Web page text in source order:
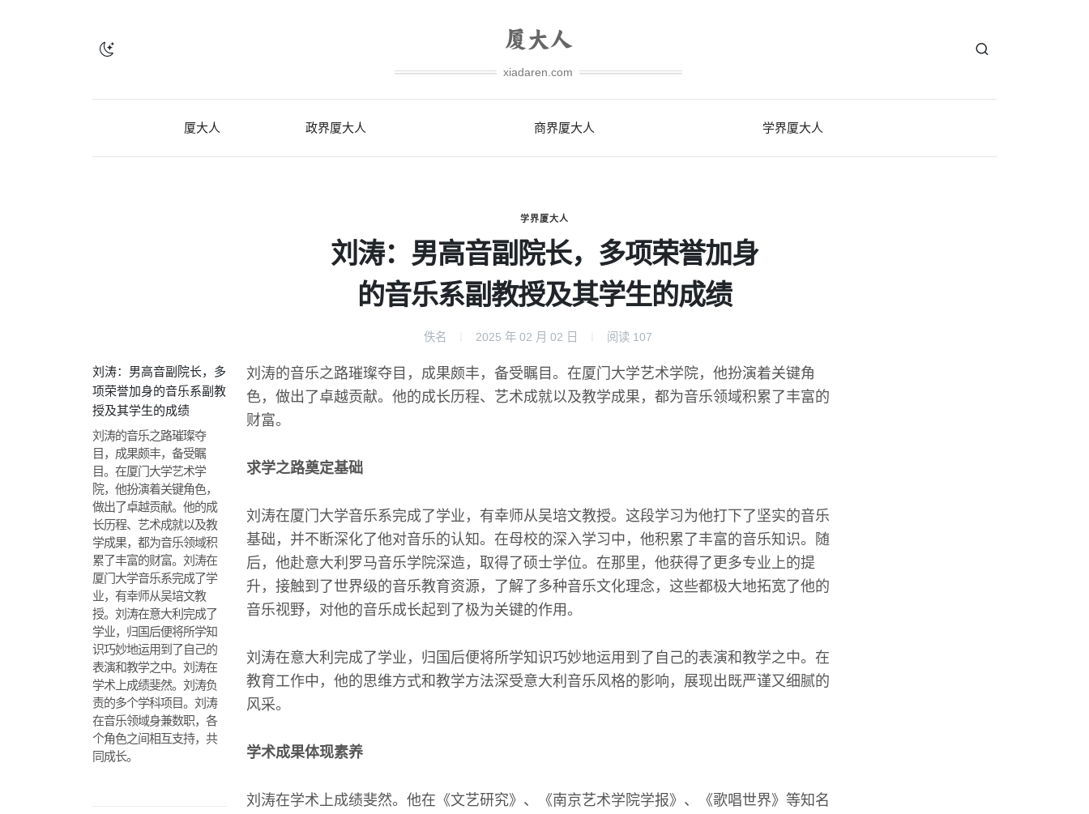
xiadaren.com
厦大人 政界厦大人 商界厦大人 学界厦大人
学界厦大人
刘涛：男高音副院长，多项荣誉加身
的音乐系副教授及其学生的成绩
佚名 2025 年 02 月 02 日 阅读 107
刘涛：男高音副院长，多
项荣誉加身的音乐系副教
授及其学生的成绩
刘涛的音乐之路璀璨夺
目，成果颇丰，备受瞩
目。在厦门大学艺术学
院，他扮演着关键角色，
做出了卓越贡献。他的成
长历程、艺术成就以及教
学成果，都为音乐领域积
累了丰富的财富。刘涛在
厦门大学音乐系完成了学
业，有幸师从吴培文教
授。刘涛在意大利完成了
学业，归国后便将所学知
识巧妙地运用到了自己的
表演和教学之中。刘涛在
学术上成绩斐然。刘涛负
责的多个学科项目。刘涛
在音乐领域身兼数职，各
个角色之间相互支持，共
同成长。
刘涛的音乐之路璀璨夺目，成果颇丰，备受瞩目。在厦门大学艺术学院，他扮演着关键角
色，做出了卓越贡献。他的成长历程、艺术成就以及教学成果，都为音乐领域积累了丰富的
财富。
求学之路奠定基础
刘涛在厦门大学音乐系完成了学业，有幸师从吴培文教授。这段学习为他打下了坚实的音乐
基础，并不断深化了他对音乐的认知。在母校的深入学习中，他积累了丰富的音乐知识。随
后，他赴意大利罗马音乐学院深造，取得了硕士学位。在那里，他获得了更多专业上的提
升，接触到了世界级的音乐教育资源，了解了多种音乐文化理念，这些都极大地拓宽了他的
音乐视野，对他的音乐成长起到了极为关键的作用。
刘涛在意大利完成了学业，归国后便将所学知识巧妙地运用到了自己的表演和教学之中。在
教育工作中，他的思维方式和教学方法深受意大利音乐风格的影响，展现出既严谨又细腻的
风采。
学术成果体现素养
刘涛在学术上成绩斐然。他在《文艺研究》、《南京艺术学院学报》、《歌唱世界》等知名